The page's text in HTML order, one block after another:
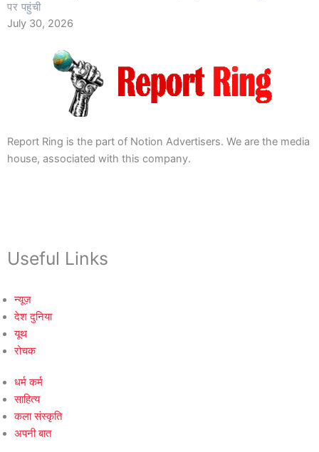
पर पहुंची
July 30, 2026
Report Ring is the part of Notion Advertisers. We are the media
house, associated with this company.
Useful Links
न्यूज़
देश दुनिया
यूथ
रोचक
धर्म कर्म
साहित्य
कला संस्कृति
अपनी बात